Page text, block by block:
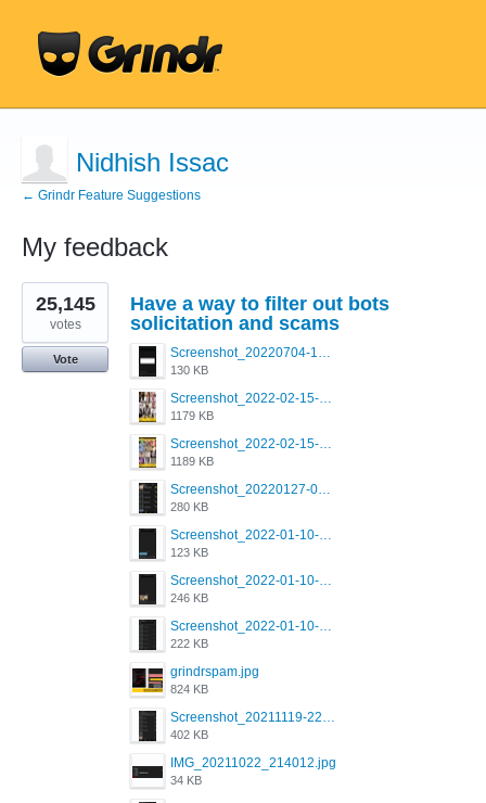
Nidhish Issac
← Grindr Feature Suggestions
My feedback
2
results
found
Have a way to filter out bots
solicitation and scams
Screenshot_20220704-194627_Grindr.jpg
130 KB
Screenshot_2022-02-15-16-34-50-234_com.grindrapp.android.jpg
1179 KB
Screenshot_2022-02-15-16-34-45-209_com.grindrapp.android.jpg
1189 KB
Screenshot_20220127-081048.png
280 KB
Screenshot_2022-01-10-12-46-53-688_com.grindrapp.android.jpg
123 KB
Screenshot_2022-01-10-12-46-46-280_com.grindrapp.android.jpg
246 KB
Screenshot_2022-01-10-12-46-34-527_com.grindrapp.android.jpg
222 KB
grindrspam.jpg
824 KB
Screenshot_20211119-222658.png
402 KB
IMG_20211022_214012.jpg
34 KB
25,145
votes
Vote